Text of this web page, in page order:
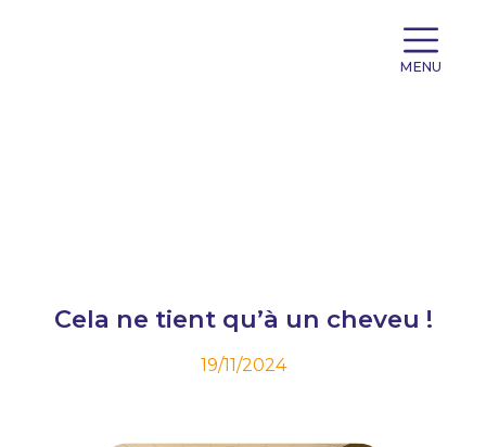
MENU
Cela ne tient qu’à un cheveu !
19/11/2024